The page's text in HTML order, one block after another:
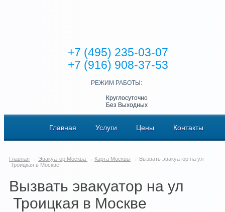
+7 (495) 235-03-07
+7 (916) 908-37-53
РЕЖИМ РАБОТЫ:
Круглосуточно
Без Выходных
Главная Услуги Цены Контакты
Главная → Эвакуатор Москва → Карта Москвы → Вызвать эвакуатор на ул
Троицкая в Москве
Вызвать эвакуатор на ул
Троицкая в Москве